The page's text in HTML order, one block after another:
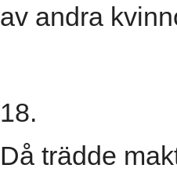
av andra
18.
Då trädde